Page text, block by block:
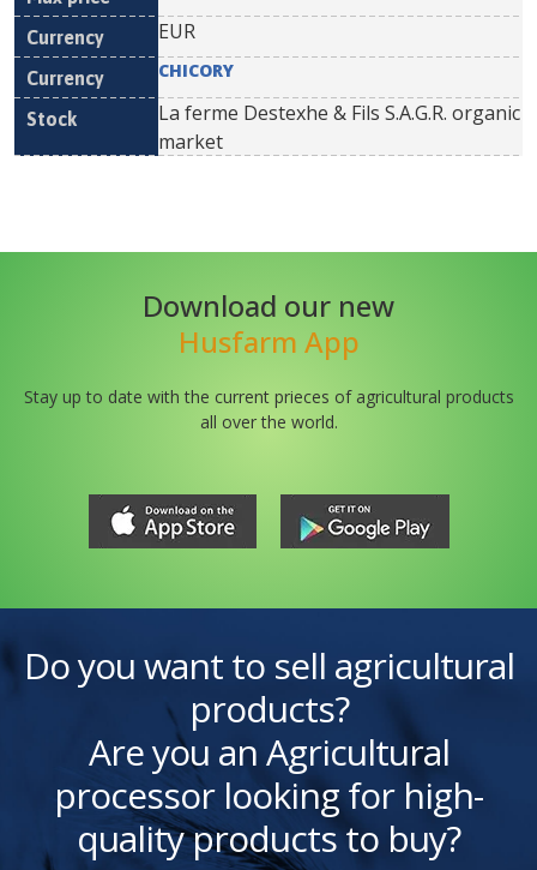
EUR
CHICORY
La ferme Destexhe & Fils S.A.G.R. organic
market
Download our new
Husfarm App
Stay up to date with the current prieces of agricultural products
all over the world.
Do you want to sell agricultural
products?
Are you an Agricultural
processor looking for high-
quality products to buy?